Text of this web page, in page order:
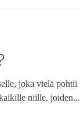
joka vielä pohtii
niille, joiden...